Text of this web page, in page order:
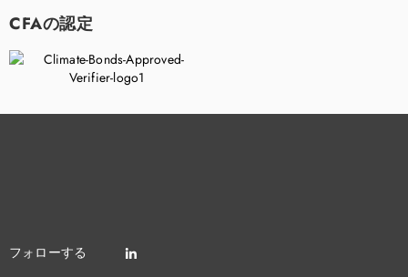
CFAの認定